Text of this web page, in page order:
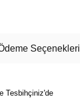
Seçenekleri
Tesbihçiniz'de